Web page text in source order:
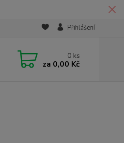
Přihlášení
0 ks
za 0,00 Kč